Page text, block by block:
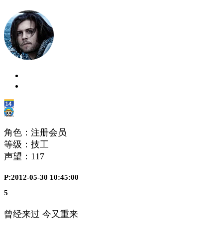
角色：注册会员
等级：技工
声望： 117
P:2012-05-30 10:45:00
5
曾经来过 今又重来